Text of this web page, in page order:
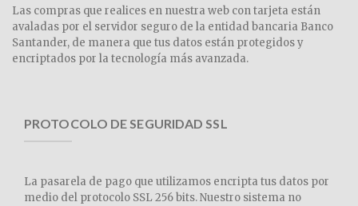
Las compras que realices en nuestra web con tarjeta están
avaladas por el servidor seguro de la entidad bancaria Banco
Santander, de manera que tus datos están protegidos y
encriptados por la tecnología más avanzada.
PROTOCOLO DE SEGURIDAD SSL
La pasarela de pago que utilizamos encripta tus datos por
medio del protocolo SSL 256 bits. Nuestro sistema no